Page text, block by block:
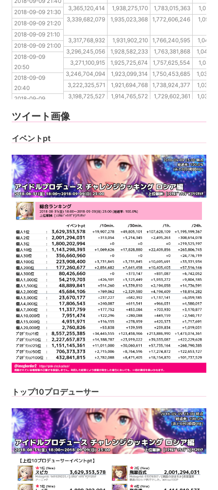
2018-09-09 20:50
3,365,120,414 1,938,275,170 1,783,015,363
2018-09-09
20:40
3,339,682,079 1,935,023,368 1,772,606,246
2018-09-09 20:30 3,317,768,932 1,931,902,210 1,766,240,595
2018-09-09 20:20
3,296,245,056 1,928,582,233 1,763,381,868
3,271,100,915 1,925,725,674 1,757,625,554
2018-09-09 20:00
3,246,704,094 1,923,099,314 1,750,453,685
2018-09-09 19:50
3,222,325,571 1,921,694,768 1,738,924,377
2018-09-09 19:40
3,198,725,527 1,914,765,572 1,729,602,361
2018-09-09 21:30
2018-09-09 21:20
2018-09-09 21:10
2018-09-09 21:00
2018-09-09
20:50
2018-09-09
20:40
2018-09-09
2018-09-09
2018-09-09 20:10
20:00
2018-09-09 19:50
2018-09-09 19:40
2018-09-09 19:30
ツイート画像
イベントpt
トップ10プロデューサー